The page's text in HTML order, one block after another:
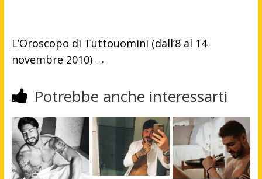
L’Oroscopo di Tuttouomini (dall’8 al 14
novembre 2010) →
Potrebbe anche interessarti